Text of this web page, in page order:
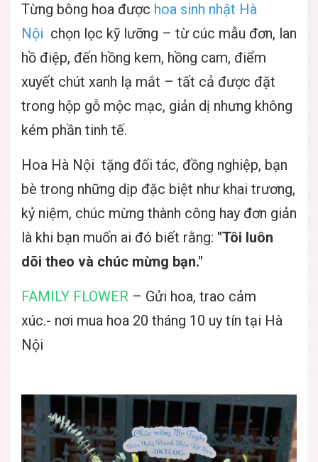
Từng bông hoa được hoa sinh nhật Hà
Nội chọn lọc kỹ lưỡng – từ cúc mẫu đơn, lan
hồ điệp, đến hồng kem, hồng cam, điểm
xuyết chút xanh lạ mắt – tất cả được đặt
trong hộp gỗ mộc mạc, giản dị nhưng không
kém phần tinh tế.
Hoa Hà Nội tặng đối tác, đồng nghiệp, bạn
bè trong những dịp đặc biệt như khai trương,
kỷ niệm, chúc mừng thành công hay đơn giản
là khi bạn muốn ai đó biết rằng: "Tôi luôn
dõi theo và chúc mừng bạn."
FAMILY FLOWER – Gửi hoa, trao cảm
xúc.- nơi mua hoa 20 tháng 10 uy tín tại Hà
Nội